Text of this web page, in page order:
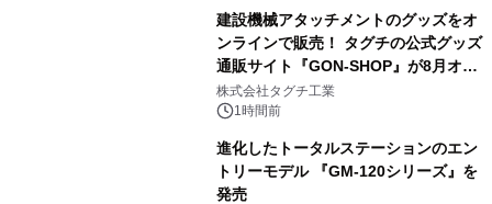
建設機械アタッチメントのグッズをオ
ンラインで販売！ タグチの公式グッズ
通販サイト『GON-SHOP』が8月オー
プン
株式会社タグチ工業
1時間前
進化したトータルステーションのエン
トリーモデル 『GM-120シリーズ』を
発売